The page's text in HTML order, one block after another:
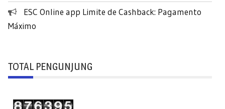
ESC Online app Limite de Cashback: Pagamento
Máximo
TOTAL PENGUNJUNG